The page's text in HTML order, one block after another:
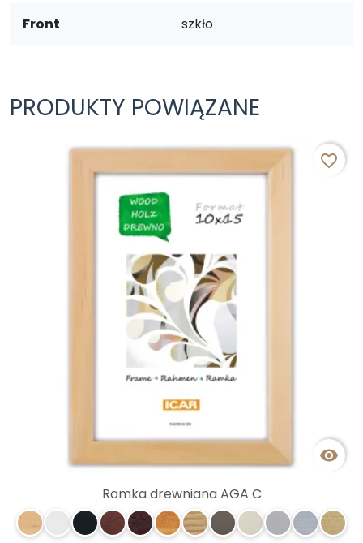
Front szkło
PRODUKTY POWIĄZANE

favorite_border
Ramka drewniana AGA C